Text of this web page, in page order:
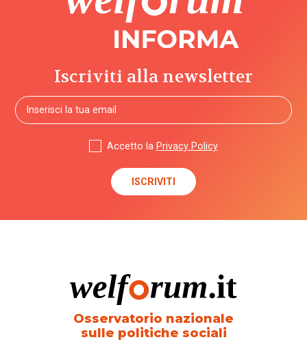
Iscriviti alla newsletter
Accetto la Privacy Policy
Osservatorio nazionale
sulle politiche sociali